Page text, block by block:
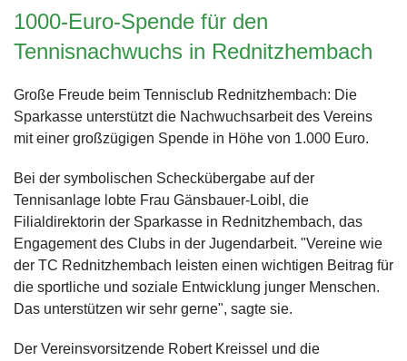
1000-Euro-Spende für den
Tennisnachwuchs in Rednitzhembach
Große Freude beim Tennisclub Rednitzhembach: Die
Sparkasse unterstützt die Nachwuchsarbeit des Vereins
mit einer großzügigen Spende in Höhe von 1.000 Euro.
Bei der symbolischen Scheckübergabe auf der
Tennisanlage lobte Frau Gänsbauer-Loibl, die
Filialdirektorin der Sparkasse in Rednitzhembach, das
Engagement des Clubs in der Jugendarbeit. "Vereine wie
der TC Rednitzhembach leisten einen wichtigen Beitrag für
die sportliche und soziale Entwicklung junger Menschen.
Das unterstützen wir sehr gerne", sagte sie.
Der Vereinsvorsitzende Robert Kreissel und die